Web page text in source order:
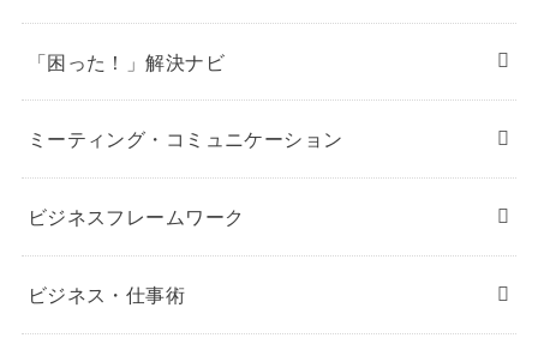
「困った！」解決ナビ
ミーティング・コミュニケーション
ビジネスフレームワーク
ビジネス・仕事術